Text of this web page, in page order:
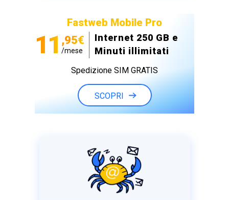
Fastweb Mobile Pro
11 ,95€
/mese
Internet 250 GB e
Minuti illimitati
Spedizione SIM GRATIS
SCOPRI